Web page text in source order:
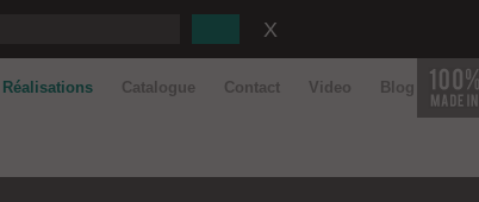
Réalisations Catalogue Contact Video Blog